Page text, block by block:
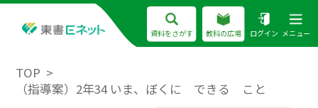
資料をさがす 教科の広場 ログイン メニュー
TOP
（指導案）2年34 いま、ぼくに できる こと